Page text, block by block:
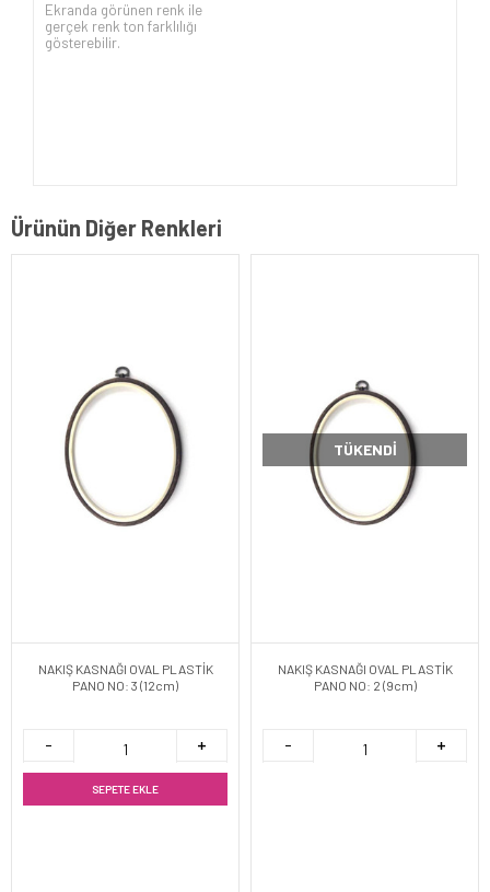
Ekranda görünen renk ile
gerçek renk ton farklılığı
gösterebilir.
Ürünün Diğer Renkleri
NAKIŞ KASNAĞI OVAL PLASTİK
PANO NO: 3 (12cm)
SEPETE EKLE
TÜKENDI
NAKIŞ KASNAĞI OVAL PLASTİK
PANO NO: 2 (9cm)